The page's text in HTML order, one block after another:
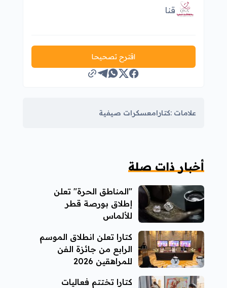
قنا
اقترح تصحيحا
علامات :كتارامعسكرات صيفية
أخبار ذات صلة
"المناطق الحرة" تعلن
إطلاق بورصة قطر
للألماس
كتارا تعلن انطلاق الموسم
الرابع من جائزة الفن
للمراهقين 2026
كتارا تختتم فعاليات